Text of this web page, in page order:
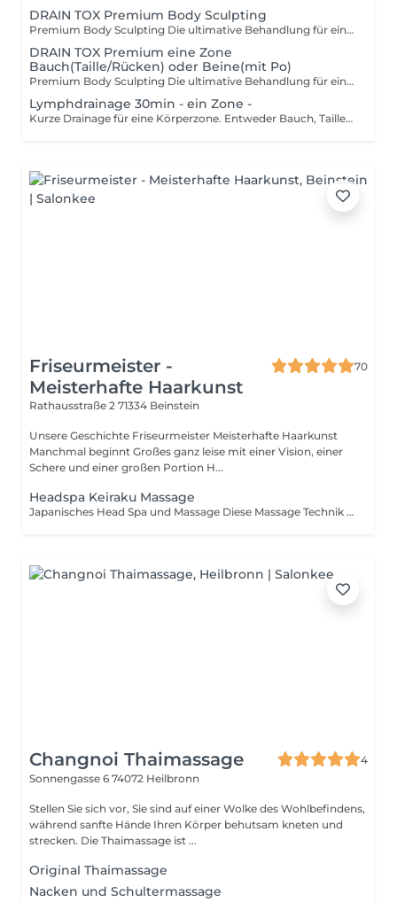
DRAIN TOX Premium Body Sculpting
Premium Body Sculpting Die ultimative Behandlung für eine straffe Silhouette Unsere exklusive Premium-Behandlung vereint die wirkungsvollsten Techniken für eine ganzheitliche Körperformung und Entspannung. Diese luxuriöse Behandlung kombiniert: Brasilianische Lymphdrainage Eine intensive Massage, die Wassereinlagerungen reduziert, die Durchblutung anregt und den Körper entschlackt. Perfekt für eine definiertere und straffere Silhouette. Madero-Therapie (Holzwalzen-Technik) Durch gezielten Druck mit speziell geformten Holzwalzen wird die Kollagenproduktion stimuliert, Fettdepots werden mobilisiert und das Hautbild gestrafft. Gua Sha-Technik Diese traditionelle Methode mit speziellen Massage-Tools fördert die Durchblutung, löst Verspannungen und sorgt für einen Detox-Effekt, der den Körper straffer und definierter erscheinen lässt. Diese Behandlung ist ideal für alle, die Entgiftung, Körperstraffung und Tiefenentspannung in einer einzigen luxuriösen Session erleben möchten. Gönn dir das Beste für deinen Körper!
DRAIN TOX Premium eine Zone
Bauch(Taille/Rücken) oder Beine(mit Po)
Premium Body Sculpting Die ultimative Behandlung für eine straffe Silhouette Unsere exklusive Premium-Behandlung vereint die wirkungsvollsten Techniken für eine ganzheitliche Körperformung und Entspannung. Diese luxuriöse Behandlung kombiniert: Brasilianische Lymphdrainage Eine intensive Massage, die Wassereinlagerungen reduziert, die Durchblutung anregt und den Körper entschlackt. Perfekt für eine definiertere und straffere Silhouette. Madero-Therapie (Holzwalzen-Technik) Durch gezielten Druck mit speziell geformten Holzwalzen wird die Kollagenproduktion stimuliert, Fettdepots werden mobilisiert und das Hautbild gestrafft. Gua Sha-Technik Diese traditionelle Methode mit speziellen Massage-Tools fördert die Durchblutung, löst Verspannungen und sorgt für einen Detox-Effekt, der den Körper straffer und definierter erscheinen lässt. Diese Behandlung ist nicht nur Wellness, sondern ein echter Gamechanger für deinen Body. Schnapp dir deine Session und fühl dich leichter, definierter und einfach unstoppable! Diese Behandlung ist ideal für alle, die Entgiftung, Körperstraffung und Tiefenentspannung in einer einzigen luxuriösen Session erleben möchten. Gönn dir das Beste für deinen Körper!
Lymphdrainage 30min - ein Zone -
Kurze Drainage für eine Körperzone. Entweder Bauch, Taille & unterer Rücken oder Beine mit Oberschenkel, Innenschenkel & Waden. Entgiftung des Körpers: durch die Stimulation des Lymphsystems werden überschüssige Flüssigkeiten und Giftstoffe schneller abtransportiert. Reduzierung von Wassereinlagerungen: Besonders hilfreich bei geschwollenen Beinen oder nach Operationen. Verbesserung der Durchblutung: Fördert die Sauerstoffversorgung der Haut und Muskeln. Schlankere und definierte Silhouette: Durch die modellierenden Techniken kann die Massage eine optisch straffende Wirkung haben. Hilfreich gegen Cellulite: Unterstützt den Abbau von eingelagerter Flüssigkeit und fördert die Hautstraffung. Entspannung und Stressabbau -Die Massage hat eine beruhigende Wirkung auf das Nervensystem. Liebe Kunden, bitte beachten: Bei der Onlinebuchung besteht die Möglichkeit den Termin vorab online zu bezahlen, vor Ort nur in bar.
Friseurmeister -
Meisterhafte Haarkunst
70
Rathausstraße 2 71334 Beinstein
Unsere Geschichte Friseurmeister Meisterhafte Haarkunst
Manchmal beginnt Großes ganz leise mit einer Vision, einer
Schere und einer großen Portion H...
Headspa Keiraku Massage
Japanisches Head Spa und Massage Diese Massage Technik wird bereits seit 2500 Jahren angewendet und hilft dabei nicht den Geist und Körper zu entspannen. Keiraku Head Spa Massage Erleben Sie tiefe Entspannung und neue Energie mit unserer Keiraku Head Spa Massage einer ganzheitlichen Behandlung, die Körper und Geist in Einklang bringt. Die Keiraku-Massage basiert auf den Energiebahnen (Meridianen) des Körpers und kombiniert sanfte, rhythmische Massagegriffe mit gezielten Druckpunkten an Kopf, Nacken und Schultern. Sie fördert die Durchblutung der Kopfhaut, löst Spannungen und unterstützt das natürliche Gleichgewicht von Haar und Kopfhaut. Diese besondere Head-Spa-Behandlung: wirkt entspannend und stresslösend kann Kopfschmerzen und Verspannungen lindern unterstützt eine gesunde Kopfhaut sorgt für ein spürbares Gefühl von Leichtigkeit und Wohlbefinden Unsere Keiraku Head Spa Massage ist ideal für alle, die sich eine bewusste Auszeit gönnen und neue Kraft tanken möchten allein oder als entspannende Paar-Session. Tauchen Sie ein in einen Moment der Ruhe. Entspannung beginnt im Kopf. Wichtige Hinweise zur Head-Spa-Behandlung Die gesamte Behandlungsdauer beträgt ca. 1,5 Stunden und setzt sich wie folgt zusammen: ca. 10 Minuten Umziehen ca. 10 Minuten Kopfhautanalyse ca. 45 Minuten Behandlung ca. 10 Minuten Umziehen ca. 15 Minuten Föhnen & Stylen der Haare Für die Behandlung stellen wir ein spezielles Oberteil zur Verfügung, das bis oberhalb der Brust reicht. Die Behandlung kann von Damen wie auch von Herren durchgeführt werden. Der gewünschte Mitarbeiter / die gewünschte Mitarbeiterin kann bei der Buchung frei gewählt werden. Erfolgt keine Auswahl, ist eine kurzfristige Änderung vor Ort leider nicht möglich. Bitte beachten Sie, dass die Behandlungskosten bei eigenverschuldeter Nichtdurchführung (z. B. verspätetes Erscheinen, fehlende Mitarbeiterauswahl) vollständig in Rechnung gestellt werden.
Changnoi Thaimassage
4
Sonnengasse 6 74072 Heilbronn
Stellen Sie sich vor, Sie sind auf einer Wolke des Wohlbefindens,
während sanfte Hände Ihren Körper behutsam kneten und
strecken. Die Thaimassage ist ...
Original Thaimassage
Nacken und Schultermassage